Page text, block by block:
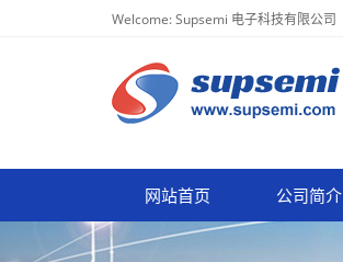
Welcome: Supsemi 电子科技有限公司
网站首页 公司简介